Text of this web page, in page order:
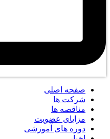
صفحه اصلی
شرکت ها
مناقصه ها
مزایای عضویت
دوره های آموزشی